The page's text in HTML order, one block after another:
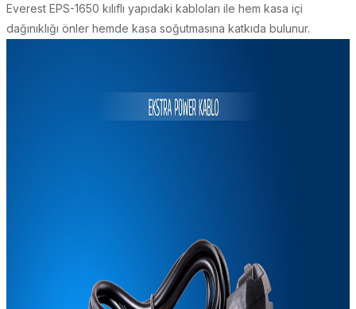
Everest EPS-1650 kılıflı yapıdaki kabloları ile hem kasa içi
dağınıklığı önler hemde kasa soğutmasına katkıda bulunur.